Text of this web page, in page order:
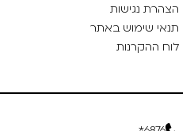
הצהרת נגישות
תנאי שימוש באתר
לוח ההקרנות